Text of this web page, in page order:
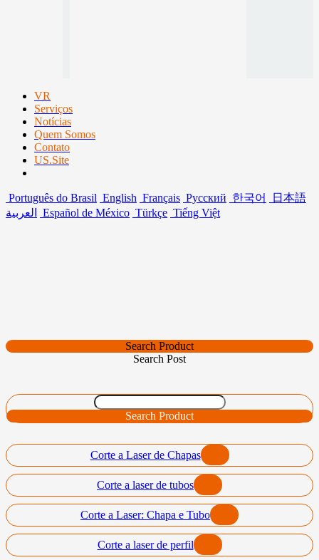
VR
Serviços
Notícias
Quem Somos
Contato
US.Site
Português do Brasil English Français Русский 한국어
日本語
العربية
Español de México Türkçe Tiếng Việt
Search Product
Search Post
Search Product
Corte a Laser de Chapas
Corte a laser de tubos
Corte a Laser: Chapa e Tubo
Corte a laser de perfil